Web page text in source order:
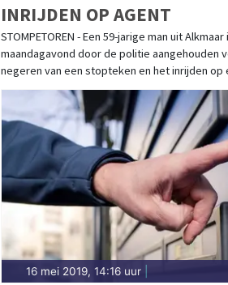
INRIJDEN OP AGENT
STOMPETOREN - Een 59-jarige man uit Alkmaar
maandagavond door de politie aangehouden
negeren van een stopteken en het inrijden op
16 mei 2019, 14:16 uur|